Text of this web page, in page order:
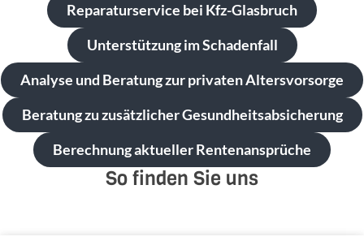
Reparaturservice bei Kfz-Glasbruch
Unterstützung im Schadenfall
Analyse und Beratung zur privaten Altersvorsorge
Beratung zu zusätzlicher Gesundheitsabsicherung
Berechnung aktueller Rentenansprüche
So finden Sie uns